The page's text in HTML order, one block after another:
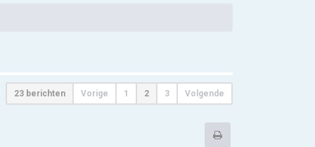
23 berichten Vorige 1 2 3 Volgende